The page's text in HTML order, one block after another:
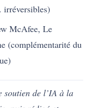
irréversibles)
McAfee, Le
(complémentarité du
soutien de l’IA à la